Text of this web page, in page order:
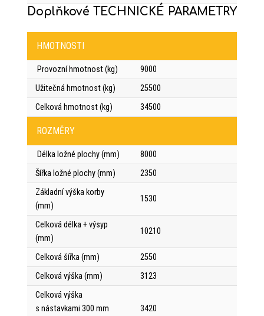
Doplňkové TECHNICKÉ PARAMETRY
HMOTNOSTI
Provozní hmotnost (kg)
9000
Užitečná hmotnost (kg)
25500
Celková hmotnost (kg)
34500
ROZMĚRY
Délka ložné plochy (mm)
8000
Šířka ložné plochy (mm)
2350
Základní výška korby
(mm)
1530
Celková délka + výsyp
(mm)
10210
Celková šířka (mm)
2550
Celková výška (mm)
3123
Celková výška
s nástavkami 300 mm
3420